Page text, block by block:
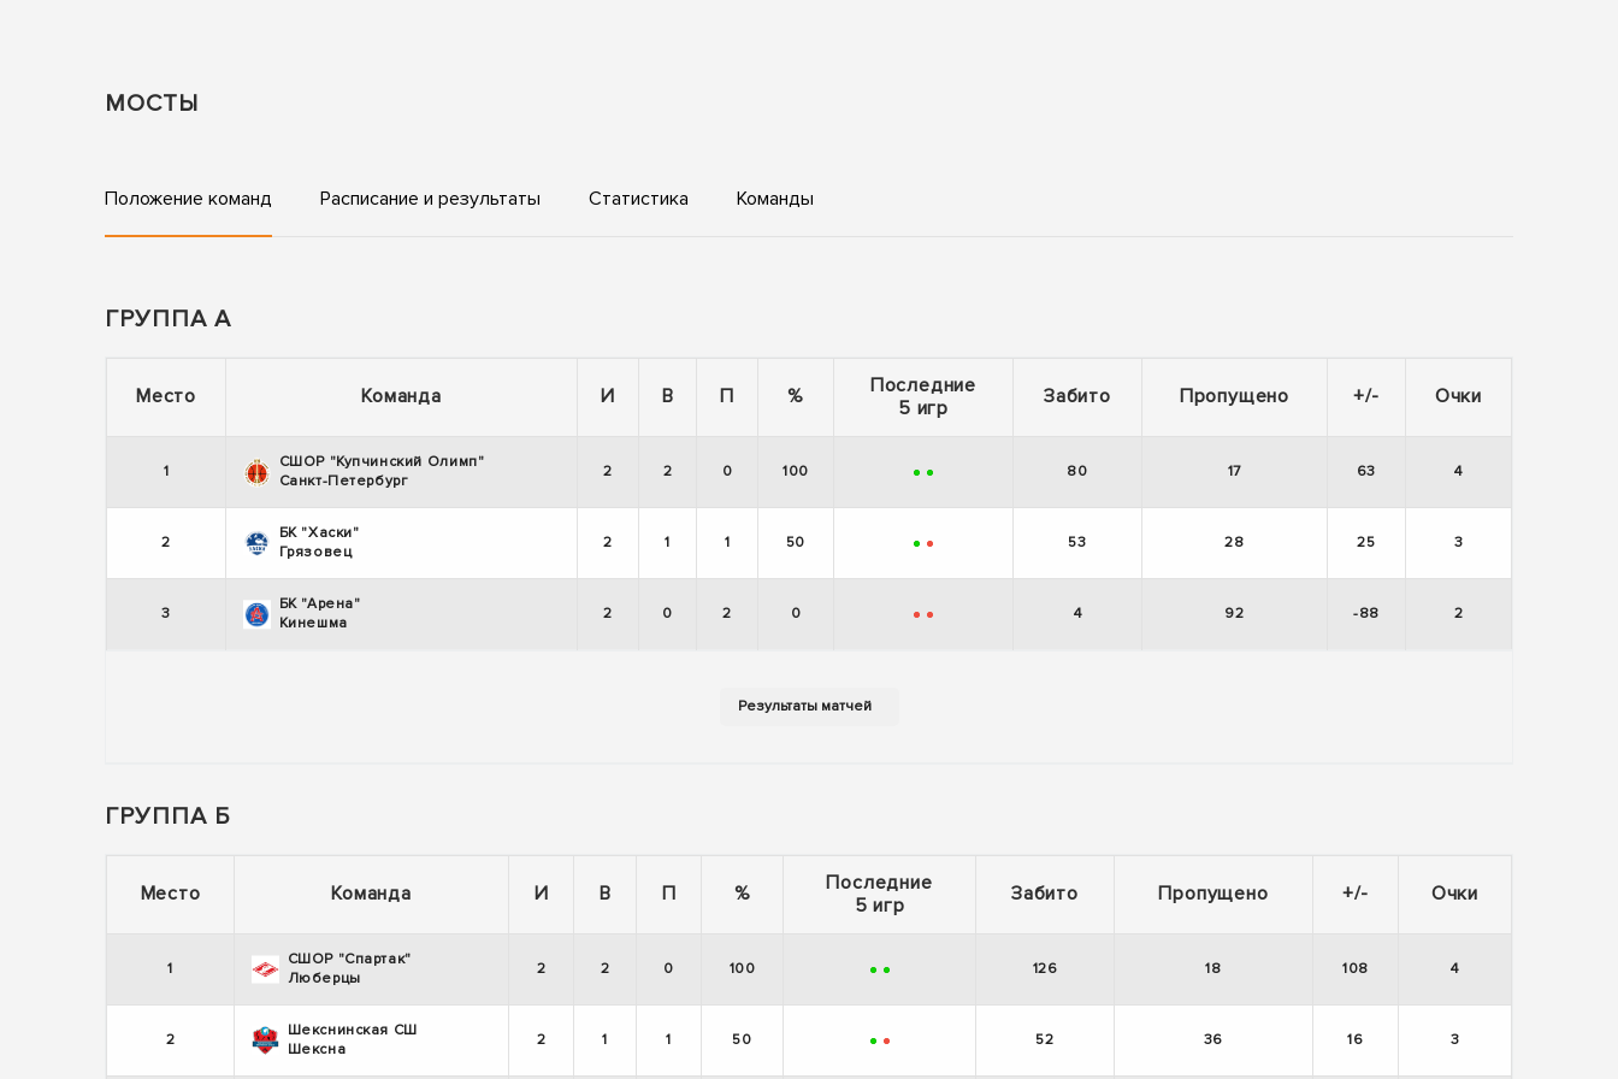
МОСТЫ
Положение команд Расписание и результаты Статистика Команды
ГРУППА А
Место Команда И В П %
Последние
5 игр
Забито Пропущено +/- Очки
1
СШОР "Купчинский Олимп"
Санкт-Петербург
2 2 0 100 + + 80 17 63 4
2
БК "Хаски"
Грязовец
2 1 1 50 + - 53 28 25 3
3
БК "Арена"
Кинешма
2 0 2 0 - - 4 92 -88 2
ГРУППА Б
Место Команда И В П %
Последние
5 игр
Забито Пропущено +/- Очки
1
СШОР "Спартак"
Люберцы
2 2 0 100 + + 126 18 108 4
2
Шекснинская СШ
Шексна
2 1 1 50 + - 52 36 16 3